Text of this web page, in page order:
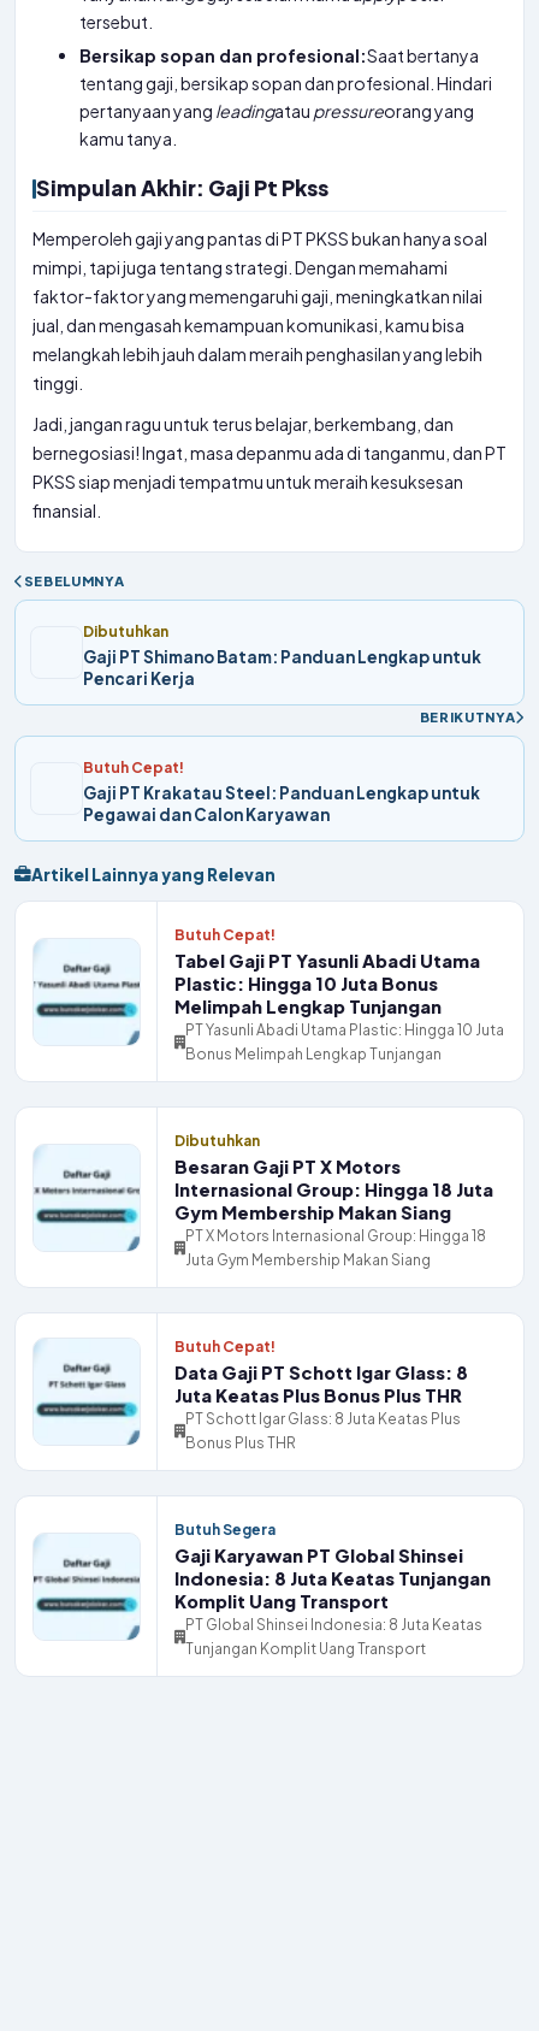
tersebut.
Bersikap sopan dan profesional:Saat bertanya
tentang gaji, bersikap sopan dan profesional. Hindari
pertanyaan yang leadingatau pressureorang yang
kamu tanya.
Simpulan Akhir: Gaji Pt Pkss
Memperoleh gaji yang pantas di PT PKSS bukan hanya soal
mimpi, tapi juga tentang strategi. Dengan memahami
faktor-faktor yang memengaruhi gaji, meningkatkan nilai
jual, dan mengasah kemampuan komunikasi, kamu bisa
melangkah lebih jauh dalam meraih penghasilan yang lebih
tinggi.
Jadi, jangan ragu untuk terus belajar, berkembang, dan
bernegosiasi! Ingat, masa depanmu ada di tanganmu, dan PT
PKSS siap menjadi tempatmu untuk meraih kesuksesan
finansial.
SEBELUMNYA
Dibutuhkan
Gaji PT Shimano Batam: Panduan Lengkap untuk
Pencari Kerja
BERIKUTNYA
Butuh Cepat!
Gaji PT Krakatau Steel: Panduan Lengkap untuk
Pegawai dan Calon Karyawan
Artikel Lainnya yang Relevan
Butuh Cepat!
Tabel Gaji PT Yasunli Abadi Utama
Plastic: Hingga 10 Juta Bonus
Melimpah Lengkap Tunjangan
PT Yasunli Abadi Utama Plastic: Hingga 10 Juta
Bonus Melimpah Lengkap Tunjangan
Dibutuhkan
Besaran Gaji PT X Motors
Internasional Group: Hingga 18 Juta
Gym Membership Makan Siang
PT X Motors Internasional Group: Hingga 18
Juta Gym Membership Makan Siang
Butuh Cepat!
Data Gaji PT Schott Igar Glass: 8
Juta Keatas Plus Bonus Plus THR
PT Schott Igar Glass: 8 Juta Keatas Plus
Bonus Plus THR
Butuh Segera
Gaji Karyawan PT Global Shinsei
Indonesia: 8 Juta Keatas Tunjangan
Komplit Uang Transport
PT Global Shinsei Indonesia: 8 Juta Keatas
Tunjangan Komplit Uang Transport